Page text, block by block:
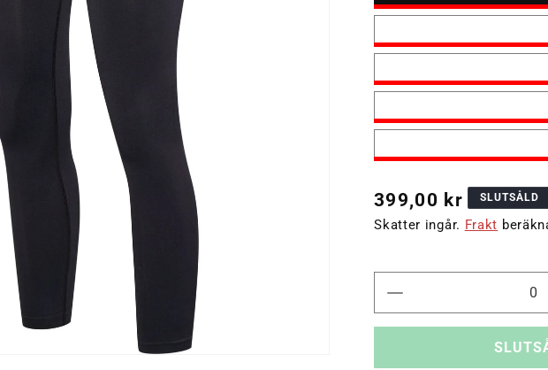
Ordinarie
pris
399,00 kr SLUTSÅLD
Skatter ingår. Frakt
kvantitet